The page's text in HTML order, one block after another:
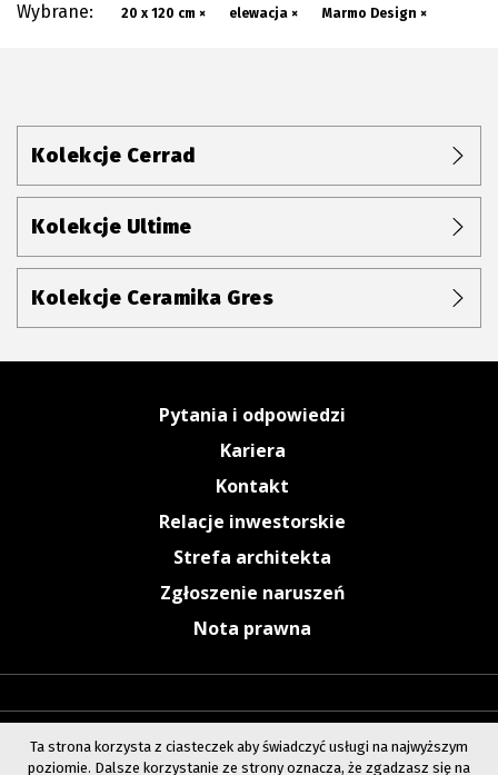
Wybrane: 20 x 120 cm × elewacja × Marmo Design ×
Kolekcje Cerrad
Kolekcje Ultime
Kolekcje Ceramika Gres
Pytania i odpowiedzi
Kariera
Kontakt
Relacje inwestorskie
Strefa architekta
Zgłoszenie naruszeń
Nota prawna
Ta strona korzysta z ciasteczek aby świadczyć usługi na najwyższym
poziomie. Dalsze korzystanie ze strony oznacza, że zgadzasz się na